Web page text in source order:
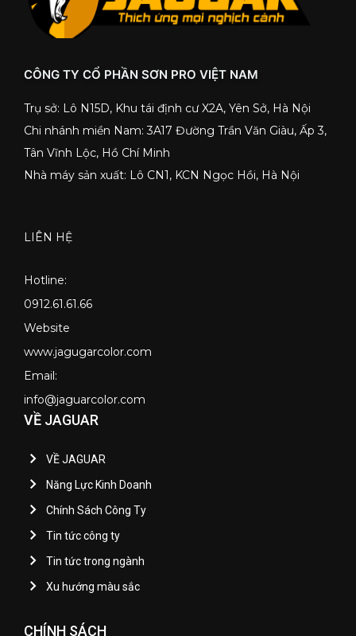
CÔNG TY CỔ PHẦN SƠN PRO VIỆT NAM
Trụ sở: Lô N15D, Khu tái định cư X2A, Yên Sở, Hà Nội
Chi nhánh miền Nam: 3A17 Đường Trần Văn Giàu, Ấp 3,
Tân Vĩnh Lộc, Hồ Chí Minh
Nhà máy sản xuất: Lô CN1, KCN Ngọc Hồi, Hà Nội
LIÊN HỆ
Hotline:
0912.61.61.66
Website
www.jagugarcolor.com
Email:
info@jaguarcolor.com
VỀ JAGUAR
VỀ JAGUAR
Năng Lực Kinh Doanh
Chính Sách Công Ty
Tin tức công ty
Tin tức trong ngành
Xu hướng màu sắc
CHÍNH SÁCH